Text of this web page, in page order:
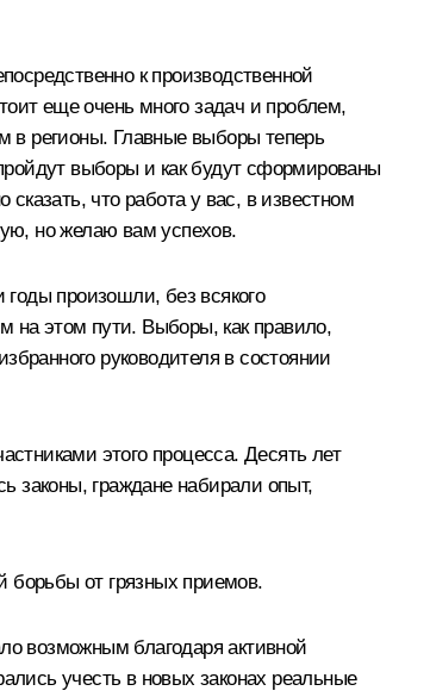
к производственной
еще очень много задач и проблем,
в регионы. Главные выборы теперь
выборы и как будут сформированы
что работа у вас, в известном
но желаю вам успехов.
произошли, без всякого
на этом пути. Выборы, как правило,
руководителя в состоянии
этого процесса. Десять лет
законы, граждане набирали опыт,
борьбы от грязных приемов.
возможным благодаря активной
учесть в новых законах реальные